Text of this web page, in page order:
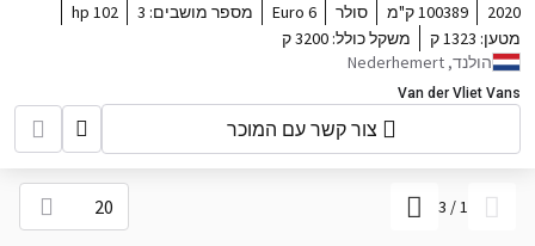
2020 100389 ק"מ סולר Euro 6 מספר מושבים: 3
102 hp
מטען: 1323 ק משקל כולל: 3200 ק
הולנד, Nederhemert
Van der Vliet Vans
צור קשר עם המוכר
1
/
3
20